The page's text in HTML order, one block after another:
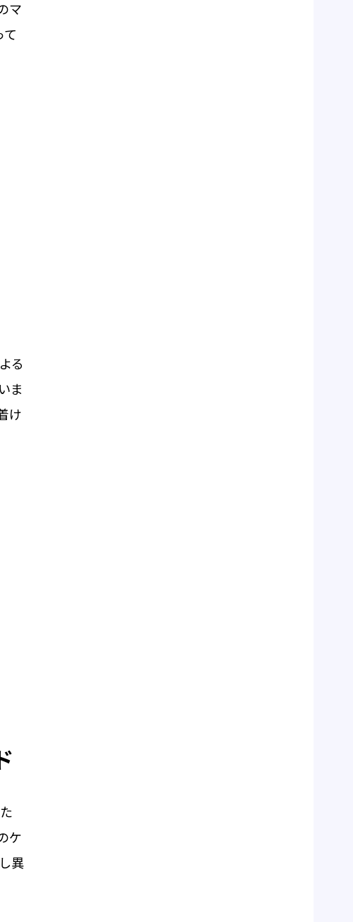
マ
る
ま
け
ケ
異